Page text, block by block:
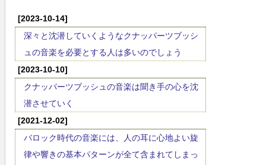
[2023-10-14]
深々と沈潜していくようなクナッパーツブッシ
ュの音楽を必要とする人は多いのでしょう
[2023-10-10]
クナッパーツブッシュの音楽は聞き手の心を沈
潜させていく
[2021-12-02]
バロック時代の音楽には、人の耳に心地よい旋
律や響きの基本パターンが全て含まれてしまっ